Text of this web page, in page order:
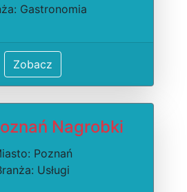
Gastronomia
Zobacz
Nagrobki
Poznań
Usługi